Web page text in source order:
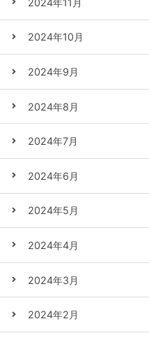
2024年10月
2024年9月
2024年8月
2024年7月
2024年6月
2024年5月
2024年4月
2024年3月
2024年2月